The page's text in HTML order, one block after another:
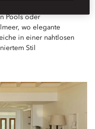
Pools oder
wo elegante
in einer nahtlosen
Stil